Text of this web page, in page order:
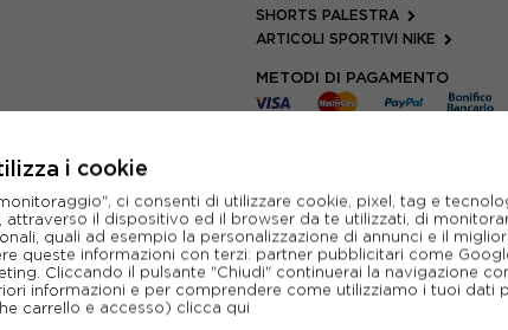
SHORTS PALESTRA
ARTICOLI SPORTIVI NIKE
METODI DI PAGAMENTO
ABBINABILI
i cookie
ci consenti di utilizzare cookie, pixel, tag e
il dispositivo ed il browser da te utilizzati, di
quali ad esempio la personalizzazione di annunci e il
queste informazioni con terzi: partner pubblicitari come
Cliccando il pulsante "Chiudi" continuerai la navigazione
informazioni e per comprendere come utilizziamo i tuoi dati
carrello e accesso) clicca qui